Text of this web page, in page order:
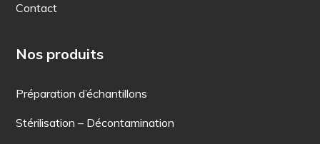
Contact
Nos produits
Préparation d’échantillons
Stérilisation – Décontamination